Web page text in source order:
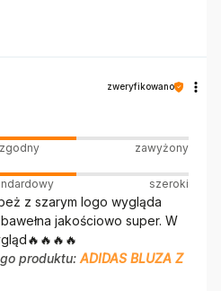
zweryfikowano
zgodny
zawyżony
szeroki
z szarym logo wygląda
jakościowo super. W
produktu: ADIDAS BLUZA Z